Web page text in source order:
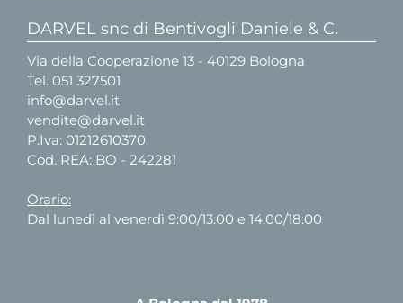
DARVEL snc di Bentivogli Daniele & C.
Via della Cooperazione 13 - 40129 Bologna
Tel. 051 327501
info@darvel.it
vendite@darvel.it
P.Iva: 01212610370
Cod. REA: BO - 242281
Orario:
Dal lunedì al venerdì 9:00/13:00 e 14:00/18:00